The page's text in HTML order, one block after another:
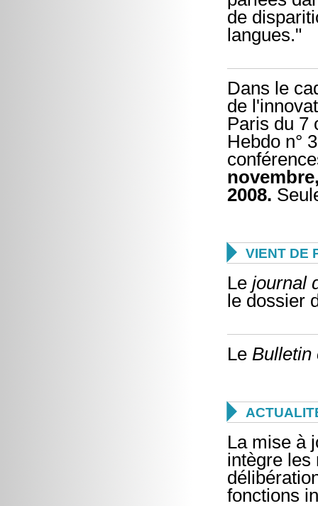
de
langues."
Dans le
de
Paris du 7
Hebdo n°
2008.
 VIENT DE
Le journal
le dossier
Le Bulletin

La mise à
intègre les
fonctions